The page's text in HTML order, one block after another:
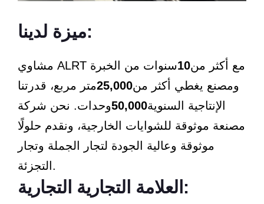
ميزة لدينا:
مشاوي ALRT مع أكثر من10سنوات من الخبرة
ومصنع يغطي أكثر من25,000متر مربع، قدرتنا
الإنتاجية السنوية50,000وحدات. نحن شركة
مصنعة موثوقة للشوايات الخارجية، ونقدم حلولًا
موثوقة وعالية الجودة لتجار الجملة وتجار
التجزئة.
العلامة التجارية التجارية: